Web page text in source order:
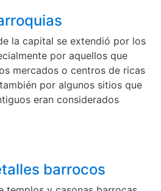
la capital se extendió por los
por aquellos que
mercados o centros de ricas
por algunos sitios que
eran considerados
barrocos